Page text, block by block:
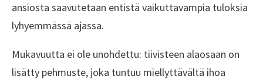
ansiosta saavutetaan entistä vaikuttavampia tuloksia
lyhyemmässä ajassa.
Mukavuutta ei ole unohdettu: tiivisteen alaosaan on
lisätty pehmuste, joka tuntuu miellyttävältä ihoa